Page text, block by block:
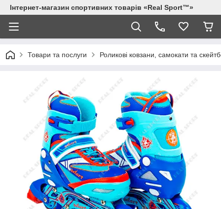
Інтернет-магазин спортивних товарів «Real Sport™»
Товари та послуги Роликові ковзани, самокати та